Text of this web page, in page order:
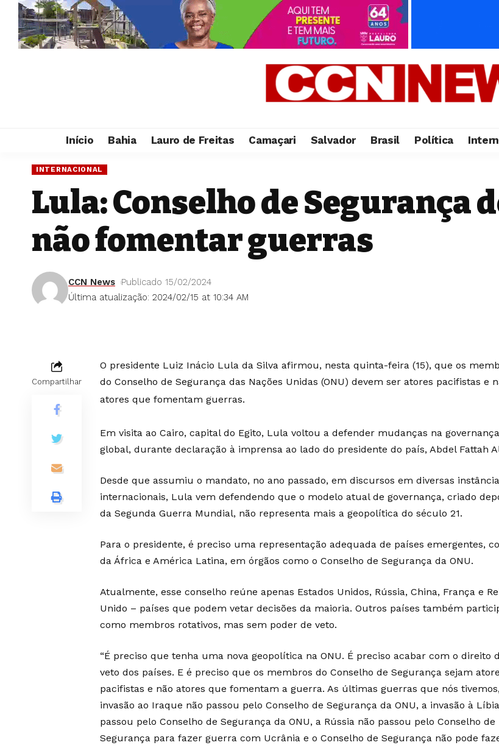
Início Bahia Lauro de Freitas Camaçari Salvador Brasil Política
INTERNACIONAL
Lula: Conselho de Segurança
não fomentar guerras
Última atualização: 2024/02/15 at 10:34 AM
CCN News Publicado 15/02/2024
Compartilhar
O presidente Luiz Inácio Lula da Silva afirmou, nesta quinta-feira (15), que os
do Conselho de Segurança das Nações Unidas (ONU) devem ser atores pacifistas e
atores que fomentam guerras.
Em visita ao Cairo, capital do Egito, Lula voltou a defender mudanças na governança
global, durante declaração à imprensa ao lado do presidente do país, Abdel Fattah
Desde que assumiu o mandato, no ano passado, em discursos em diversas
internacionais, Lula vem defendendo que o modelo atual de governança, criado
da Segunda Guerra Mundial, não representa mais a geopolítica do século 21.
Para o presidente, é preciso uma representação adequada de países emergentes,
da África e América Latina, em órgãos como o Conselho de Segurança da ONU.
Atualmente, esse conselho reúne apenas Estados Unidos, Rússia, China, França e
Unido – países que podem vetar decisões da maioria. Outros países também
como membros rotativos, mas sem poder de veto.
“É preciso que tenha uma nova geopolítica na ONU. É preciso acabar com o direito
veto dos países. E é preciso que os membros do Conselho de Segurança sejam
pacifistas e não atores que fomentam a guerra. As últimas guerras que nós
invasão ao Iraque não passou pelo Conselho de Segurança da ONU, a invasão à
passou pelo Conselho de Segurança da ONU, a Rússia não passou pelo Conselho de
Segurança para fazer guerra com Ucrânia e o Conselho de Segurança não pode